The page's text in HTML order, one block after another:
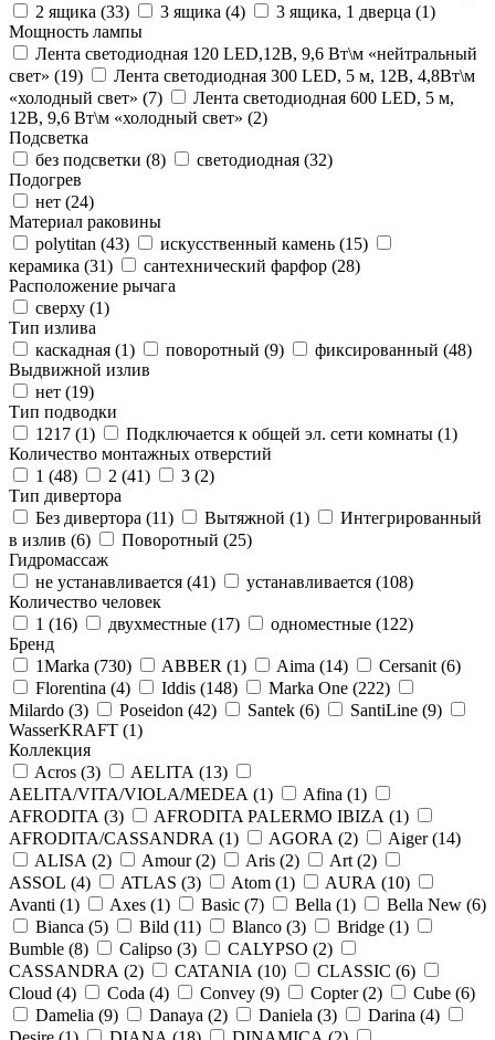
2 ящика (33) 3 ящика (4) 3 ящика, 1 дверца (1)
Мощность лампы
Лента светодиодная 120 LED,12В, 9,6 Вт\м «нейтральный
свет» (19)
Лента светодиодная 300 LED, 5 м, 12В, 4,8Вт\м
«холодный свет» (7)
Лента светодиодная 600 LED, 5 м,
12В, 9,6 Вт\м «холодный свет» (2)
Подсветка
без подсветки (8) светодиодная (32)
Подогрев
нет (24)
Материал раковины
polytitan (43) искусственный камень (15)
керамика (31) сантехнический фарфор (28)
Расположение рычага
сверху (1)
Тип излива
каскадная (1) поворотный (9) фиксированный (48)
Выдвижной излив
нет (19)
Тип подводки
1217 (1) Подключается к общей эл. сети комнаты (1)
Количество монтажных отверстий
1 (48) 2 (41) 3 (2)
Тип дивертора
Без дивертора (11) Вытяжной (1)
Интегрированный
в излив (6) Поворотный (25)
Гидромассаж
не устанавливается (41) устанавливается (108)
Количество человек
1 (16) двухместные (17) одноместные (122)
Бренд
1Marka (730) ABBER (1) Aima (14) Cersanit (6)
Florentina (4) Iddis (148) Marka One (222)
Milardo (3) Poseidon (42) Santek (6) SantiLine (9)
WasserKRAFT (1)
Коллекция
Acros (3) AELITA (13)
AELITA/VITA/VIOLA/MEDEA (1) Afina (1)
AFRODITA (3) AFRODITA PALERMO IBIZA (1)
AFRODITA/CASSANDRA (1) AGORA (2) Aiger (14)
ALISA (2) Amour (2) Aris (2) Art (2)
ASSOL (4) ATLAS (3) Atom (1) AURA (10)
Avanti (1) Axes (1) Basic (7) Bella (1) Bella New (6)
Bianca (5) Bild (11) Blanco (3) Bridge (1)
Bumble (8) Calipso (3) CALYPSO (2)
CASSANDRA (2) CATANIA (10) CLASSIC (6)
Cloud (4) Coda (4) Convey (9) Copter (2) Cube (6)
Damelia (9) Danaya (2) Daniela (3) Darina (4)